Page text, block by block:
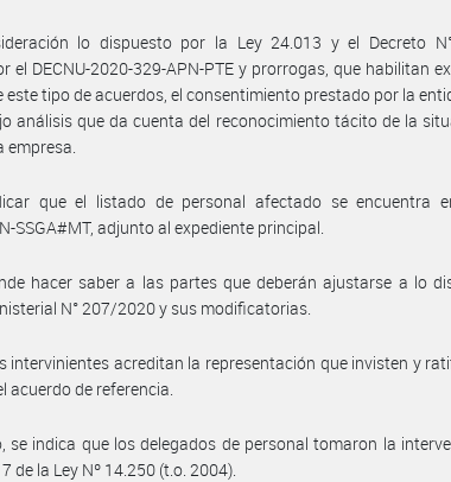
lo dispuesto por la Ley 24.013 y el Decreto
el DECNU-2020-329-APN-PTE y prorrogas, que habilitan
este tipo de acuerdos, el consentimiento prestado por la
análisis que da cuenta del reconocimiento tácito de la
empresa.
que el listado de personal afectado se encuentra
SSGA#MT, adjunto al expediente principal.
hacer saber a las partes que deberán ajustarse a lo
N° 207/2020 y sus modificatorias.
intervinientes acreditan la representación que invisten y
acuerdo de referencia.
se indica que los delegados de personal tomaron la
de la Ley Nº 14.250 (t.o. 2004).